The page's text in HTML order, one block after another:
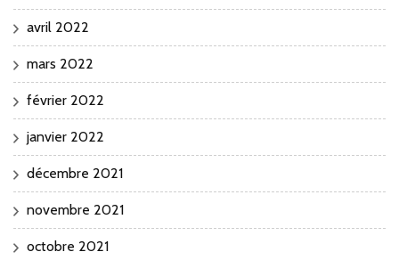
avril 2022
mars 2022
février 2022
janvier 2022
décembre 2021
novembre 2021
octobre 2021